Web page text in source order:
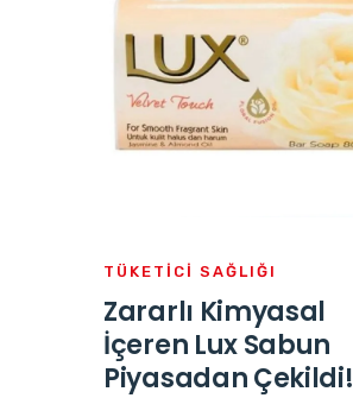
TÜKETICI SAĞLIĞI
Zararlı Kimyasal
İçeren Lux Sabun
Piyasadan Çekildi!